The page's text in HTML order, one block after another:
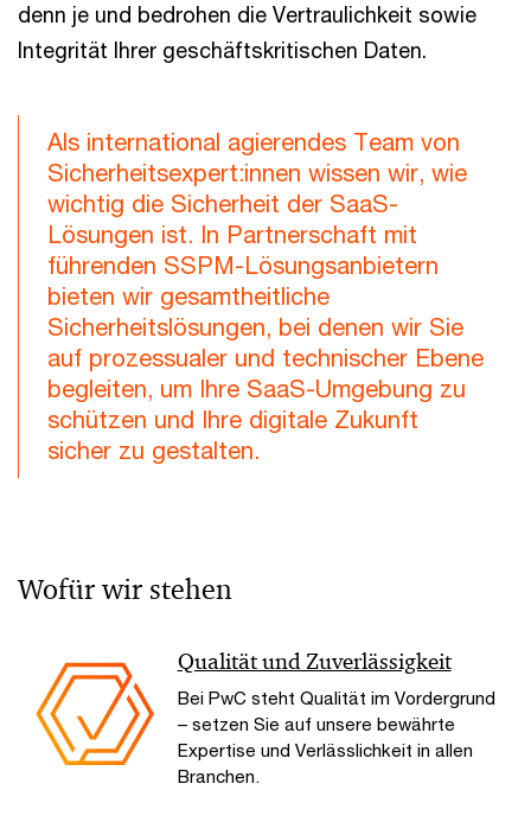
denn je und bedrohen die Vertraulichkeit sowie
Integrität Ihrer geschäftskritischen Daten.
Als international agierendes Team von
Sicherheitsexpert:innen wissen wir, wie
wichtig die Sicherheit der SaaS-
Lösungen ist. In Partnerschaft mit
führenden SSPM-Lösungsanbietern
bieten wir gesamtheitliche
Sicherheitslösungen, bei denen wir Sie
auf prozessualer und technischer Ebene
begleiten, um Ihre SaaS-Umgebung zu
schützen und Ihre digitale Zukunft
sicher zu gestalten.
Wofür wir stehen
Qualität und Zuverlässigkeit
Bei PwC steht Qualität im Vordergrund
– setzen Sie auf unsere bewährte
Expertise und Verlässlichkeit in allen
Branchen.